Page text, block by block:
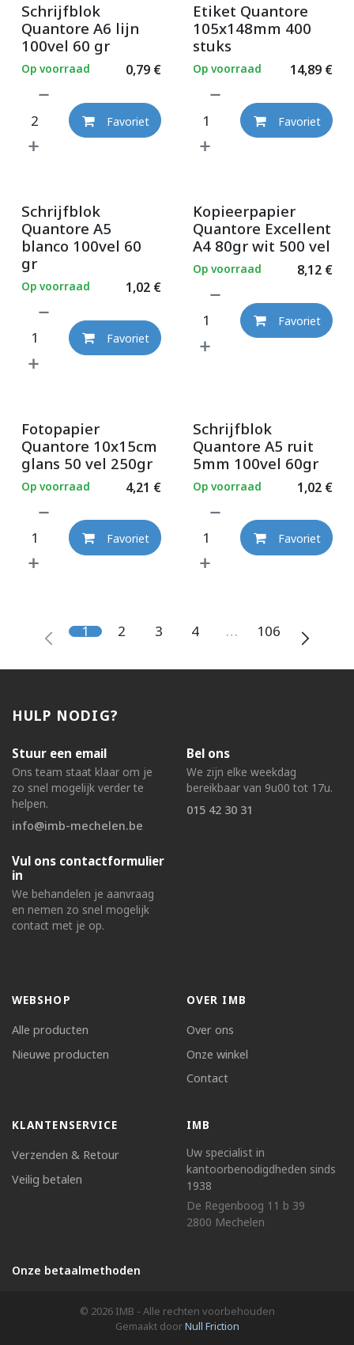
Schrijfblok
Quantore A6 lijn
100vel 60 gr
0,79€
Op voorraad
Favoriet
Etiket Quantore
105x148mm 400
stuks
14,89€
Op voorraad
Favoriet
Schrijfblok
Quantore A5
blanco 100vel 60
gr
1,02€
Op voorraad
Favoriet
Kopieerpapier
Quantore Excellent
A4 80gr wit 500 vel
8,12€
Op voorraad
Favoriet
Fotopapier
Quantore 10x15cm
glans 50 vel 250gr
4,21 €
Op voorraad
Favoriet
Schrijfblok
Quantore A5 ruit
5mm 100vel 60gr
1,02€
Op voorraad
Favoriet
1 2 3 4 … 106
HULP NODIG?
Stuur een email
Ons team staat klaar om je
zo snel mogelijk verder te
helpen.
info@imb-mechelen.be
Bel ons
We zijn elke weekdag
bereikbaar van 9u00 tot 17u.
015 42 30 31
Vul ons contactformulier
in
We behandelen je aanvraag
en nemen zo snel mogelijk
contact met je op.
WEBSHOP
Alle producten
Nieuwe producten
OVER IMB
Over ons
Onze winkel
Contact
KLANTENSERVICE
Verzenden & Retour
Veilig betalen
IMB
Uw specialist in
kantoorbenodigdheden sinds
1938
De Regenboog 11 b 39
2800 Mechelen
Onze betaalmethoden
© 2026 IMB - Alle rechten voorbehouden
Gemaakt doorNull Friction